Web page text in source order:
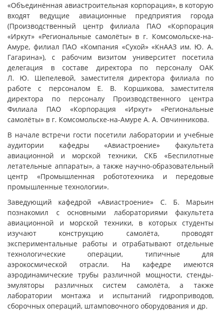
«Объединённая авиастроительная корпорация», в которую
входят ведущие авиационные предприятия города
(Производственный центр филиала ПАО «Корпорация
«Иркут» «Региональные самолёты» в г. Комсомольске-на-
Амуре, филиал ПАО «Компания «Сухой» «КнААЗ им. Ю. А.
Гагарина»), с рабочим визитом университет посетила
делегация в составе директора по персоналу ОАК
Л. Ю. Шепелевой, заместителя директора филиала по
работе с персоналом Е. В. Коршикова, заместителя
директора по персоналу Производственного центра
Филиала ПАО «Корпорация «Иркут» «Региональные
самолёты» в г. Комсомольске-на-Амуре А. А. Овчинникова.
В начале встречи гости посетили лаборатории и учебные
аудитории кафедры «Авиастроение» факультета
авиационной и морской техники, СКБ «Беспилотные
летательные аппараты», а также научно-образовательный
центр «Промышленная робототехника и передовые
промышленные технологии».
Заведующий кафедрой «Авиастроение» С. Б. Марьин
познакомил с основными лабораториями факультета
авиационной и морской техники, в которых студенты
изучают конструкцию самолёта, проводят
экспериментальные работы и отрабатывают отдельные
технологические операции, типичные для
аэрокосмической отрасли. На кафедре имеются
аэродинамические трубы различной мощности, стенды-
эмуляторы различных систем самолёта, а также
лаборатории монтажа и испытаний гидроприводов,
сборочных операций, штамповочного оборудования и др.